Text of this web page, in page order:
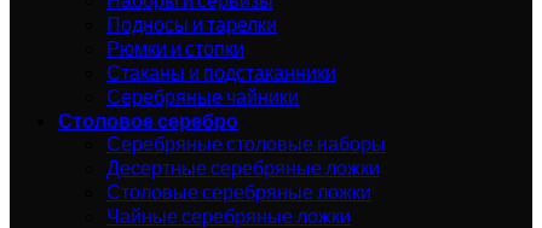
Подносы и тарелки
Рюмки и стопки
Стаканы и подстаканники
Серебряные чайники
Столовое серебро
Серебряные столовые наборы
Десертные серебряные ложки
Столовые серебряные ложки
Чайные серебряные ложки